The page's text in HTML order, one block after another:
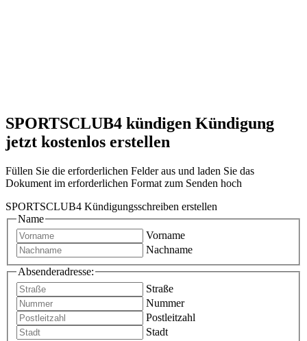
SPORTSCLUB4 kündigen Kündigung
jetzt kostenlos erstellen
Füllen Sie die erforderlichen Felder aus und laden Sie das
Dokument im erforderlichen Format zum Senden hoch
SPORTSCLUB4 Kündigungsschreiben erstellen
Name
Vorname
Nachname
Absenderadresse:
Straße
Nummer
Postleitzahl
Stadt